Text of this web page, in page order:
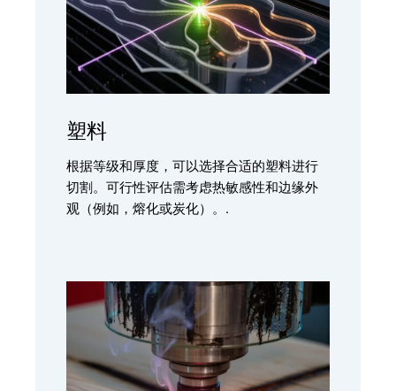
塑料
根据等级和厚度，可以选择合适的塑料进行
切割。可行性评估需考虑热敏感性和边缘外
观（例如，熔化或炭化）。.